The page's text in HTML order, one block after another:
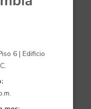
6 | Edificio